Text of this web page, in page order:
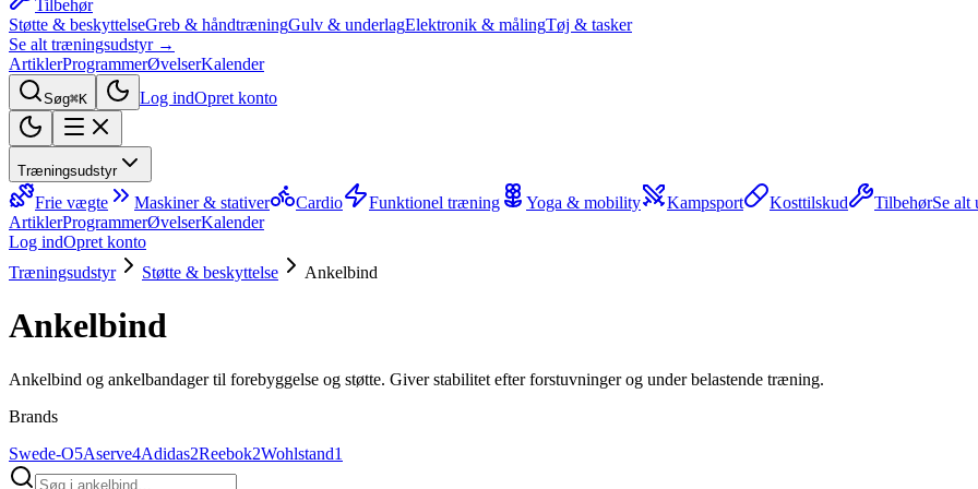
Tilbehør
Støtte & beskyttelseGreb & håndtræningGulv & underlagElektronik & målingTøj & tasker
Se alt træningsudstyr →
ArtiklerProgrammerØvelserKalender
Søg⌘K Log indOpret konto
Træningsudstyr
Frie vægte Maskiner & stativer Cardio Funktionel træning Yoga & mobility Kampsport Kosttilskud TilbehørSe alt
ArtiklerProgrammerØvelserKalender
Log indOpret konto
Træningsudstyr
Støtte & beskyttelse Ankelbind
Ankelbind
Ankelbind og ankelbandager til forebyggelse og støtte. Giver stabilitet efter forstuvninger og under belastende træning.
Brands
Swede-O5Aserve4Adidas2Reebok2Wohlstand1